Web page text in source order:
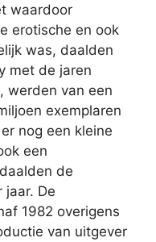
waardoor
erotische en ook
was, daalden
met de jaren
werden van een
exemplaren
nog een kleine
een
de
jaar. De
1982 overigens
van uitgever